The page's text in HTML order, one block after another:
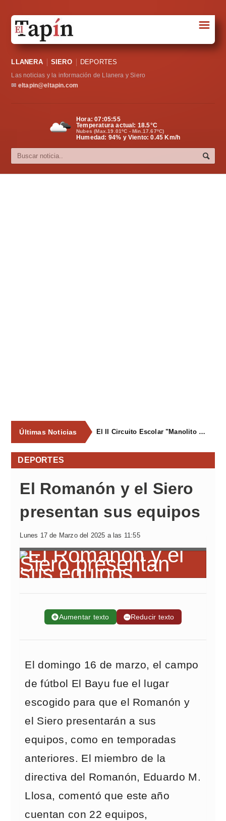
Sociedad
Política
Cultura
☰
LLANERA SIERO DEPORTES
Las noticias y la información de Llanera y Siero
✉ eltapin@eltapin.com
Hora:07:05:56
Temperatura actual: 18.5°C
Nubes (Max.19.01ºC - Min.17.67ºC)
Humedad: 94% y Viento: 0.45 Km/h
Últimas Noticias El II Circuito Escolar "Manolito el Pegu" volvió a reunir a las jóvenes promesas del ciclismo asturiano en El Carbayu
DEPORTES
El Romanón y el Siero
presentan sus equipos
Lunes 17 de Marzo del 2025 a las 11:55
➕Aumentar texto ➖Reducir texto
El domingo 16 de marzo, el campo
de fútbol El Bayu fue el lugar
escogido para que el Romanón y
el Siero presentarán a sus
equipos, como en temporadas
anteriores. El miembro de la
directiva del Romanón, Eduardo M.
Llosa, comentó que este año
cuentan con 22 equipos,